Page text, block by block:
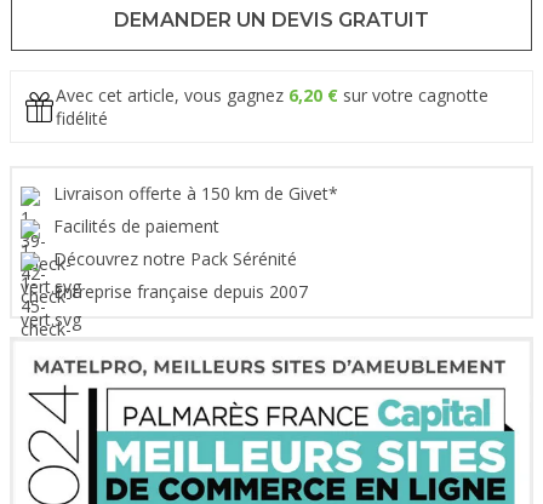
DEMANDER UN DEVIS GRATUIT
Avec cet article, vous gagnez 6,20 € sur votre cagnotte
fidélité
Livraison offerte à 150 km de Givet*
Facilités de paiement
Découvrez notre Pack Sérénité
Entreprise française depuis 2007